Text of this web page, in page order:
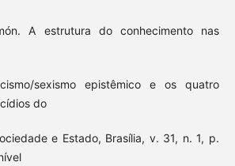
A estrutura do conhecimento nas
sexismo epistêmico e os quatro
do
e Estado, Brasília, v. 31, n. 1, p.